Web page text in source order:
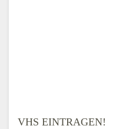
VHS EINTRAGEN!